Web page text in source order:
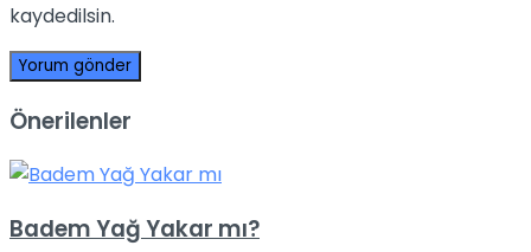
kaydedilsin.
Önerilenler
Badem Yağ Yakar mı?